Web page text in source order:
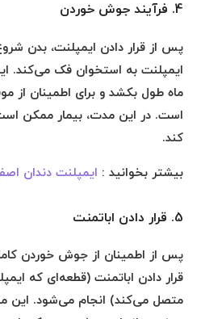
4. فرآیند جوش خوردن
پس از قرار دادن ایمپلنت، بدن
ایمپلنت به استخوان فک می‌کند.
ماه طول بکشد و برای اطمینان از
است. در این مدت، بیمار ممکن
کند.
بیشتر بخوانید : ایمپلنت دندان
5. قرار دادن اباتمنت
پس از اطمینان از جوش خوردن
قرار دادن اباتمنت (قطعه‌ای که
متصل می‌کند) انجام می‌شود. این